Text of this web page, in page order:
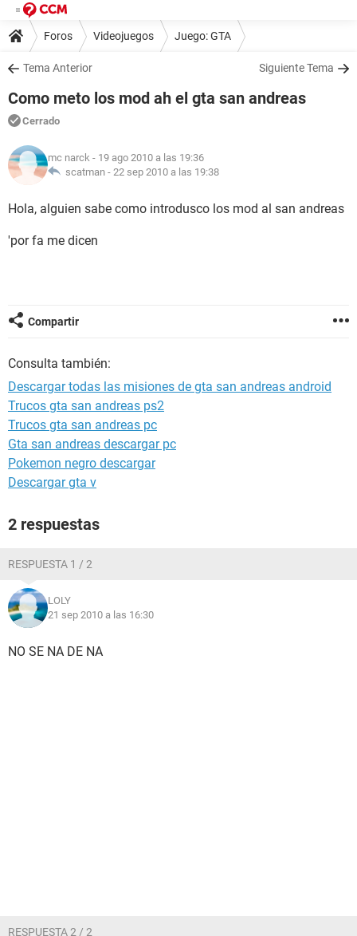
Foros Videojuegos Juego: GTA
Tema Anterior Siguiente Tema
Como meto los mod ah el gta san andreas
Cerrado
mc narck - 19 ago 2010 a las 19:36
scatman - 22 sep 2010 a las 19:38
Hola, alguien sabe como introdusco los mod al san andreas
'por fa me dicen
Compartir
Consulta también:
Descargar todas las misiones de gta san andreas android
Trucos gta san andreas ps2
Trucos gta san andreas pc
Gta san andreas descargar pc
Pokemon negro descargar
Descargar gta v
2 respuestas
RESPUESTA 1 / 2
LOLY
21 sep 2010 a las 16:30
NO SE NA DE NA
RESPUESTA 2 / 2